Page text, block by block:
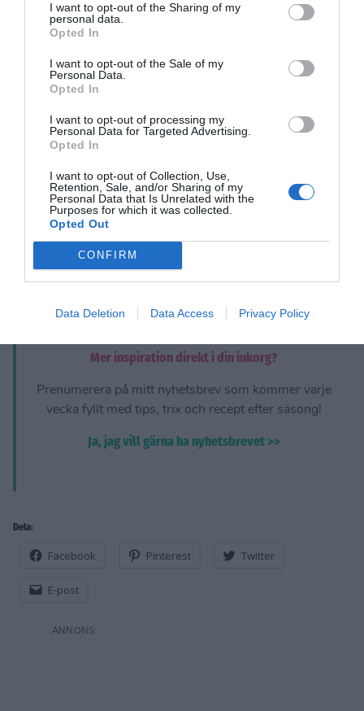
I want to opt-out of the Sharing of my
personal data.
Opted In
I want to opt-out of the Sale of my
Personal Data.
Opted In
I want to opt-out of processing my
Personal Data for Targeted Advertising.
Opted In
I want to opt-out of Collection, Use,
Retention, Sale, and/or Sharing of my
Personal Data that Is Unrelated with the
Purposes for which it was collected.
Opted Out
CONFIRM
Data Deletion Data Access Privacy Policy
den ligga i handen kommer den bli till vätska och slipprar
ut mellan fingrarna.
Mer inspiration direkt i din inkorg?
Prenumerera på mitt nyhetsbrev som kommer varje
vecka fyllt med tips, trix och recept efter säsong!
Ja, jag vill gärna ha nyhetsbrevet >>
Dela:
Facebook Pinterest Twitter
E-post